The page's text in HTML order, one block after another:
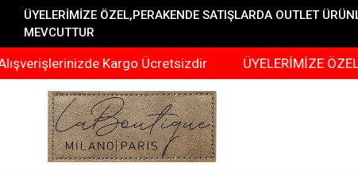
ÜYELERİMİZE ÖZEL,PERAKENDE SATIŞLARDA OUTLET
MEVCUTTUR
Kargo Ücretsizdir ÜYELERİMİZE